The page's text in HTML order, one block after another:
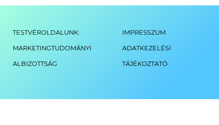
TESTVÉROLDALUNK:
MARKETINGTUDOMÁNYI
ALBIZOTTSÁG
IMPRESSZUM
ADATKEZELÉSI
TÁJÉKOZTATÓ